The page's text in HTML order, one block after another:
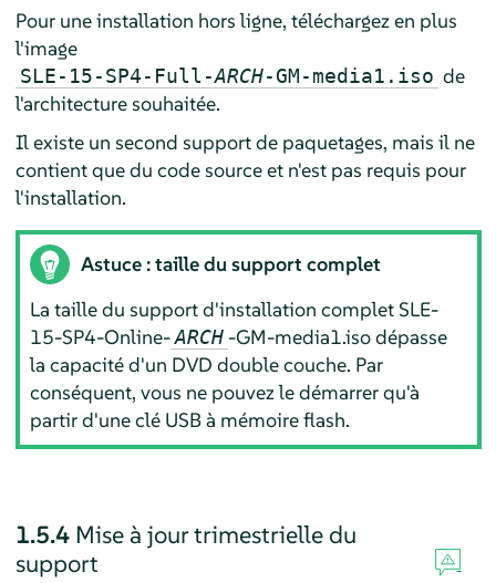
Pour une installation hors ligne, téléchargez en plus
l'image
SLE-15-SP4-Full-ARCH-GM-media1.iso de
l'architecture souhaitée.
Il existe un second support de paquetages, mais il ne
contient que du code source et n'est pas requis pour
l'installation.
Astuce : taille du support complet
La taille du support d'installation complet SLE-
15-SP4-Online-ARCH -GM-media1.iso dépasse
la capacité d'un DVD double couche. Par
conséquent, vous ne pouvez le démarrer qu'à
partir d'une clé USB à mémoire flash.
1.5.4 Mise à jour trimestrielle du
support